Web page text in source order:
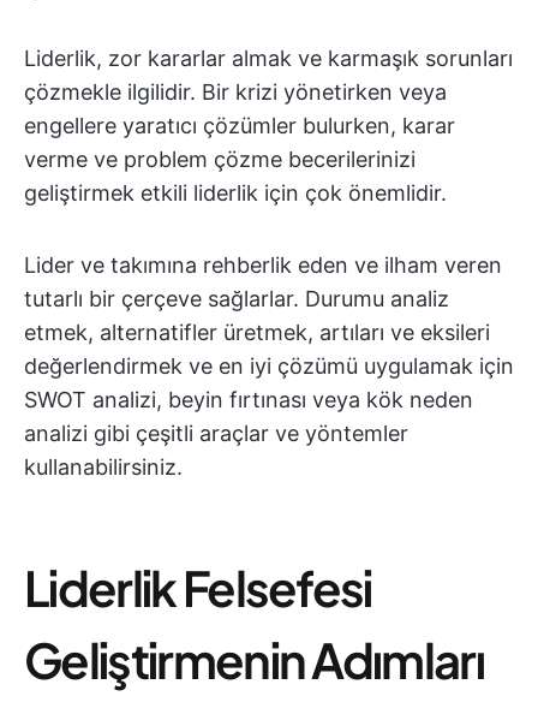
Liderlik, zor kararlar almak ve karmaşık sorunları
çözmekle ilgilidir. Bir krizi yönetirken veya
engellere yaratıcı çözümler bulurken, karar
verme ve problem çözme becerilerinizi
geliştirmek etkili liderlik için çok önemlidir.
Lider ve takımına rehberlik eden ve ilham veren
tutarlı bir çerçeve sağlarlar. Durumu analiz
etmek, alternatifler üretmek, artıları ve eksileri
değerlendirmek ve en iyi çözümü uygulamak için
SWOT analizi, beyin fırtınası veya kök neden
analizi gibi çeşitli araçlar ve yöntemler
kullanabilirsiniz.
Liderlik Felsefesi
Geliştirmenin Adımları